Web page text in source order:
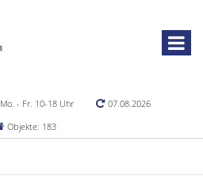
Mo. - Fr. 10-18 Uhr
07.08.2026
Objekte: 183